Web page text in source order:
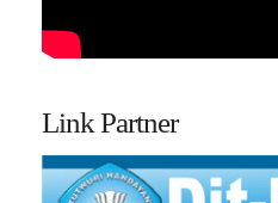
Link Partner